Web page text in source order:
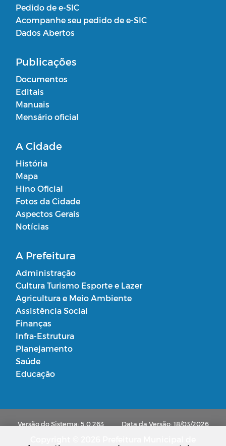
Pedido de e-SIC
Acompanhe seu pedido de e-SIC
Dados Abertos
Publicações
Documentos
Editais
Manuais
Mensário oficial
A Cidade
História
Mapa
Hino Oficial
Fotos da Cidade
Aspectos Gerais
Notícias
A Prefeitura
Administração
Cultura Turismo Esporte e Lazer
Agricultura e Meio Ambiente
Assistência Social
Finanças
Infra-Estrutura
Planejamento
Saúde
Educação
Versão do Sistema: 5.0.263 Data da Versão: 18/03/2026